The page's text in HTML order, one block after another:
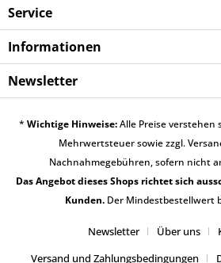
Service
Informationen
Newsletter
* Wichtige Hinweise:Alle Preise verstehen
Mehrwertsteuer sowie zzgl.
Nachnahmegebühren, sofern nicht
Das Angebot dieses Shops richtet sich
Kunden.Der Mindestbestellwert
Newsletter Über uns
Versand und Zahlungsbedingungen